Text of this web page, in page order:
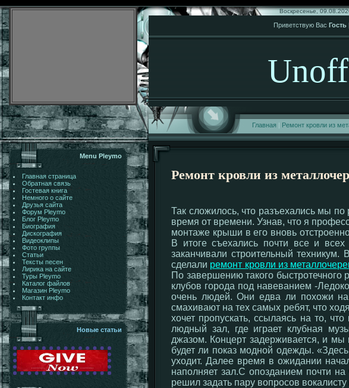
Воскресенье,
Приветствую Вас Гость
Главная | Ремонт кровли из
Menu Pleymo
Главная страница
Обратная связь
Гостевая книга
Немного о сайте
Друзья сайта
Форум Pleymo
Блог Pleymo
Биография
Дискография
Видеоклипы
Фото группы
Статьи
Тексты песен
Лирика на сайте
Туры Pleymo
Каталог файлов
Магазин Pleymo
Контакт инфо
Новые статьи
Ремонт кровли из
Так сложилось, что разъехались мы
время от времени. Узнав, что я
монтаже крыши в его вновь
В итоге съехались почти все и
заканчивали строительный
сделали ремонт кровли из
По завершению такого
клубов города под навеванием -
очень людей. Они едва ли похожи
смахивают на тех самых ребят, что
хочет пропускать, ссылаясь на то,
людный зал, где играет клубная
джазом. Концерт задерживается, и мы
будет ли показ модной одежды.
уходит. Далее время в ожидании
наполняет зал.С опозданием почти
решил задать пару вопросов